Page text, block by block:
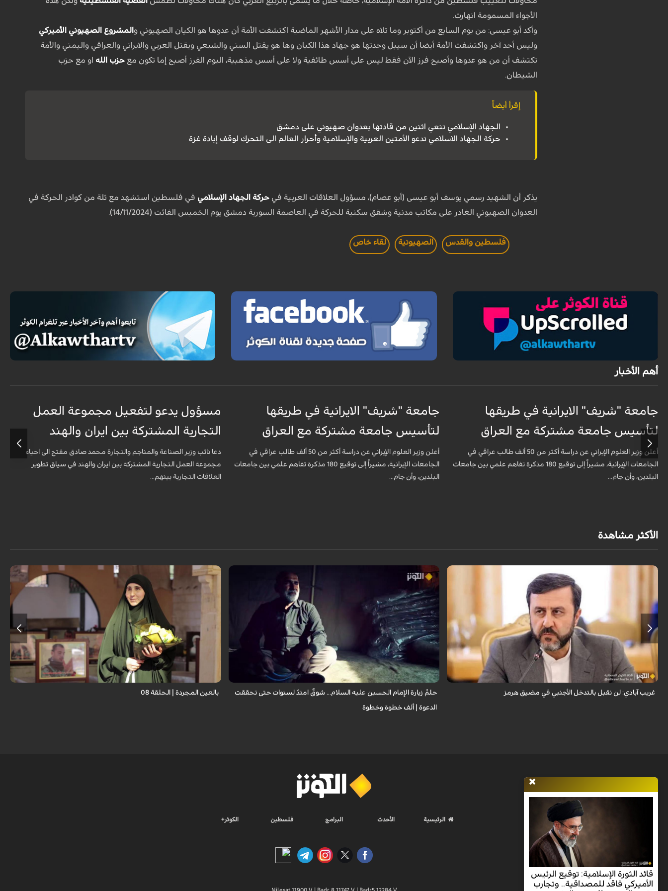
الأجواء المسمومة انهارت.
وأكد أبو عيسى: من يوم السابع من أكتوبر وما تلاه على مدار الأشهر الماضية اكتشفت الأمة أن عدوها هو الكيان الصهيوني و المشروع الصهيوني الأميركي
وليس أحد آخر واكتشفت الأمة أيضا أن سيبل وحدتها هو جهاد هذا الكيان وها هو يقتل السني والشيعي ويقتل العربي والايراني والعراقي واليمني والأمة
تكتشف أن من هو عدوها وأصبح فرز الآن فقط ليس على أسس طائفية ولا على أسس مذهبية، اليوم الفرز أصبح إما تكون مع حزب الله او مع حزب
الشيطان.
إقرأ أيضاً
الجهاد الإسلامي تنعي اثنين من قادتها بعدوان صهيوني على دمشق
حركة الجهاد الاسلامي تدعو الأمتين العربية والإسلامية وأحرار العالم الى التحرك لوقف إبادة غزة
يذكر أن الشهيد رسمي يوسف أبو عيسى (أبو عصام)، مسؤول العلاقات العربية في حركة الجهاد الإسلامي في فلسطين استشهد مع ثلة من كوادر الحركة في
العدوان الصهيوني الغادر على مكاتب مدنية وشقق سكنية للحركة في العاصمة السورية دمشق يوم الخميس الفائت (14/11/2024).
فلسطين والقدس الصهيونية لقاء خاص
أهم الأخبار
جامعة "شريف" الايرانية في طريقها
لتأسيس جامعة مشتركة مع العراق
أعلن وزير العلوم الإيراني عن دراسة أكثر من 50 ألف طالب عراقي في
الجامعات الإيرانية، مشيراً إلى توقيع 180 مذكرة تفاهم علمي بين جامعات
البلدين، وأن جام...
جامعة "شريف" الايرانية في طريقها
لتأسيس جامعة مشتركة مع العراق
أعلن وزير العلوم الإيراني عن دراسة أكثر من 50 ألف طالب عراقي في
الجامعات الإيرانية، مشيراً إلى توقيع 180 مذكرة تفاهم علمي بين جامعات
البلدين، وأن جام...
مسؤول يدعو لتفعيل مجموعة العمل
التجارية المشتركة بين ايران والهند
دعا نائب وزير الصناعة والمناجم والتجارة محمد صادق مفتح الى احياء
مجموعة العمل التجارية المشتركة بين ايران والهند في سياق تطوير
العلاقات التجارية بينهم...
الأكثر مشاهدة
قال نائب وزير الخارجية الإيراني كاظم غريب آبادي، إن إيران لن تقبل بالتدخل
الأجنبي في مضيق هرمز.
غريب آبادي: لن نقبل بالتدخل الأجنبي في مضيق هرمز
يروي عددٌ من الزائرين مشاعر الشوق التي لازمتهم لسنوات وهم يتمنون زيارة
الإمام الحسين عليه السلام، مؤكدين أن العقبات المادية والظروف الشخصية لم
حلمُ زيارة الإمام الحسين عليه السلام... شوقٌ امتدّ لسنوات حتى تحققت
الدعوة | ألف خطوة وخطوة
برنامج "بالعين المجردة" هو توثيق إنسانيٌّ شجاعٌ للحياة تحت وطأة الحرب، حيث
نستمع فيه إلى شهاداتٍ حيّةٍ لأشخاص عايشوا التفجيرات والدمار، فنرى بعيونهم
بالعين المجردة | الحلقة 08
قائد الثورة الإسلامية: توقيع الرئيس
الأميركي فاقد للمصداقية.. وتجارب
الرئيسية الأحدث البرامج فلسطين الكوثر+